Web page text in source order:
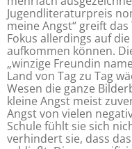
Jugendliteraturpreis
meine Angst“ greift
Fokus allerdings auf
aufkommen können.
„winzige Freundin
Land von Tag zu Tag
Wesen die ganze
kleine Angst meist
Angst von vielen
Schule fühlt sie sich
verhindert sie, dass